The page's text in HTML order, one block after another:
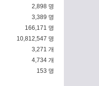
2,898 명
3,389 명
166,171 명
10,812,547 명
3,271 개
4,734 개
153 명